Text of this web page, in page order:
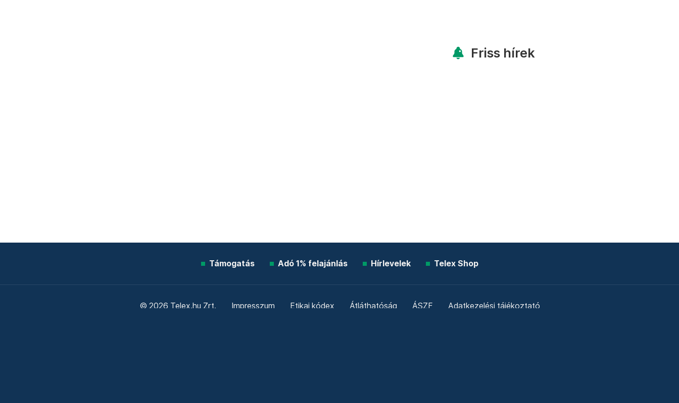
Friss hírek
Támogatás Adó 1% felajánlás Hírlevelek Telex Shop
© 2026 Telex.hu Zrt. Impresszum Etikai kódex Átláthatóság ÁSZF Adatkezelési tájékoztató